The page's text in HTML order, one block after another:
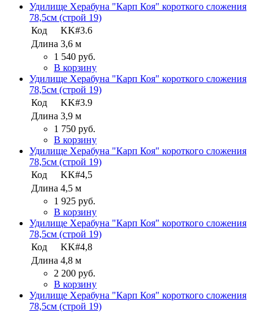
Удилище Херабуна "Карп Коя" короткого сложения
78,5см (строй 19)
Код
KK#3.6
Длина 3,6 м
1 540 руб.
В корзину
Удилище Херабуна "Карп Коя" короткого сложения
78,5см (строй 19)
Код
KK#3.9
Длина 3,9 м
1 750 руб.
В корзину
Удилище Херабуна "Карп Коя" короткого сложения
78,5см (строй 19)
Код
KK#4,5
Длина 4,5 м
1 925 руб.
В корзину
Удилище Херабуна "Карп Коя" короткого сложения
78,5см (строй 19)
Код
KK#4,8
Длина 4,8 м
2 200 руб.
В корзину
Удилище Херабуна "Карп Коя" короткого сложения
78,5см (строй 19)